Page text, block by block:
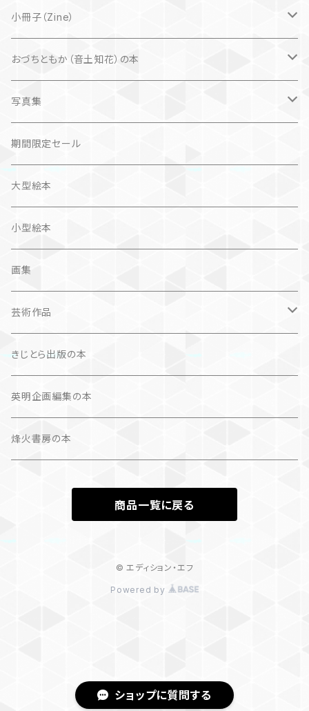
ショップに質問する
自然科学絵本
楽しいお話
大人にも
海外翻訳
文芸、小説
問題提起
国内
文芸、小説
詩歌
文学（論）
小冊子（Zine）
猫
おづちともか（音土知花）の本
ZINE
仏語対訳絵本
写真集
写真集
作品＋エッセイ
カレンダー
画集
カレンダー
期間限定セール
大型絵本
小型絵本
画集
芸術作品
画集
作品集＋エッセイ
カレンダー
写真集
作品集＋エッセイ
きじとら出版の本
英明企画編集の本
烽火書房の本
商品一覧に戻る
© エディション・エフ
Powered by